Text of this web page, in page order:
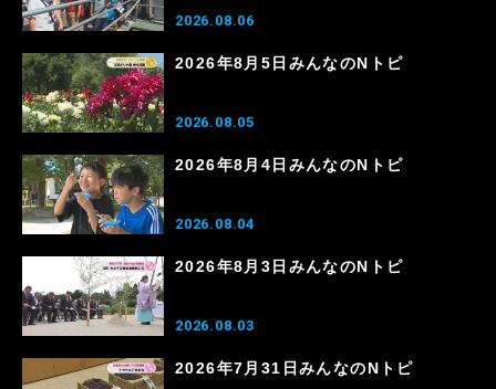
2026.08.06
2026年8月5日みんなのNトピ
2026.08.05
2026年8月4日みんなのNトピ
2026.08.04
2026年8月3日みんなのNトピ
2026.08.03
2026年7月31日みんなのNトピ